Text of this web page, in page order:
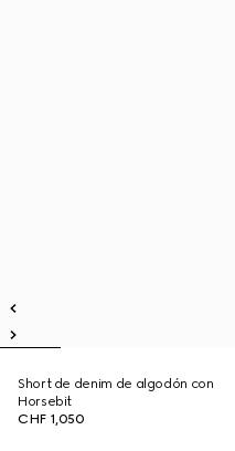
Short de denim de algodón con
Horsebit
CHF 1,050